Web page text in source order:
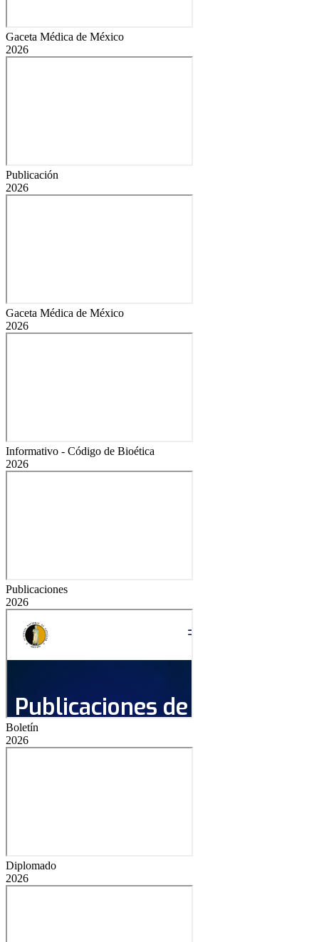
Gaceta Médica de México
2026
Publicación
2026
Gaceta Médica de México
2026
Informativo - Código de Bioética
2026
Publicaciones
2026
Boletín
2026
Diplomado
2026